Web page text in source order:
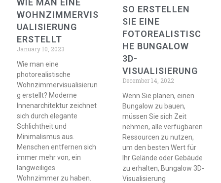
WIE MAN EINE
WOHNZIMMERVIS
UALISIERUNG
ERSTELLT
January 10, 2023
Wie man eine
photorealistische
Wohnzimmervisualisierun
g erstellt? Moderne
Innenarchitektur zeichnet
sich durch elegante
Schlichtheit und
Minimalismus aus.
Menschen entfernen sich
immer mehr von, ein
langweiliges
Wohnzimmer zu haben.
SO ERSTELLEN
SIE EINE
FOTOREALISTISC
HE BUNGALOW
3D-
VISUALISIERUNG
December 14, 2022
Wenn Sie planen, einen
Bungalow zu bauen,
müssen Sie sich Zeit
nehmen, alle verfügbaren
Ressourcen zu nutzen,
um den besten Wert für
Ihr Gelände oder Gebäude
zu erhalten, Bungalow 3D-
Visualisierung